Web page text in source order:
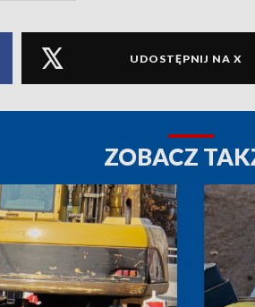
UDOSTĘPNIJ NA X
ZOBACZ